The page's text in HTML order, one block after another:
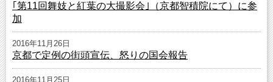
｢第11回舞妓と紅葉の大撮影会｣（京都智積院にて）に参
加
2016年11月26日
京都で定例の街頭宣伝、怒りの国会報告
2016年11月25日